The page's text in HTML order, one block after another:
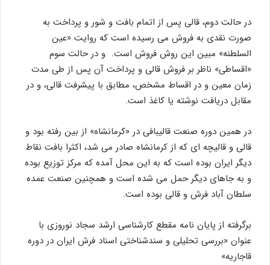
در حالت دوم، قالی پس از اتمام بافت و شور و پرداخت به
صورت نقدی به فروش می رسیده است که روایت «عین
السلطنه» مبین این روش فروش است. و در حالت سوم
«اقساطی» ناظر بر فروش قالی و پرداخت آن پس از طی مدت
زمان معین و در اقساط مشخص، مطابق با پیشرفت قالی، و در
مقابل دریافت نوشته یا کاغذ است.
در همین دوره صنعت قالیبافی در «کرمانشاه» از بین رفته بود و
قالی و قالیچه ای که از کرمانشاه صادر می شد، اکثرا بافت نقاط
دیگر ایران بوده است که به این محل آمده که مرکز توزیع بوده
و به جاهای دیگر حمل می شده است و همچنین صنعت عمده
سلطان آباد فرش و قالی بوده است.
برگرفته از پایان نامه مقطع کارشناسی ارشد سجاد نوروزی با
عنوان «بررسی تحلیلی و سندشناختی اسناد فرش ایران در دوره
قاجاریه»